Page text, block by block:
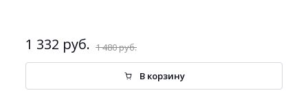
1 332 руб. 1 480 руб.
В корзину